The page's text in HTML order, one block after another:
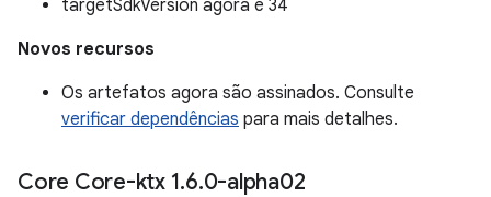
targetSdkVersion agora é 34
Novos recursos
Os artefatos agora são assinados. Consulte
verificar dependências para mais detalhes.
Core Core-ktx 1.6.0-alpha02